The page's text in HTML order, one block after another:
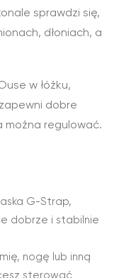
sprawdzi się,
dłoniach, a
w łóżku,
dobre
można regulować.
G-Strap,
dobrze i stabilnie
nogę lub inną
sterować